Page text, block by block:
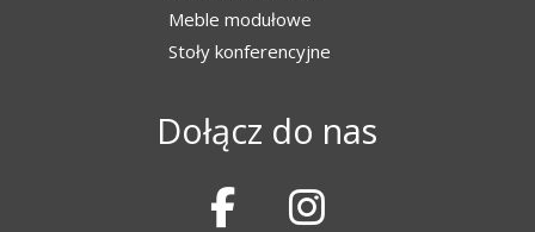
Meble modułowe
Stoły konferencyjne
Dołącz do nas